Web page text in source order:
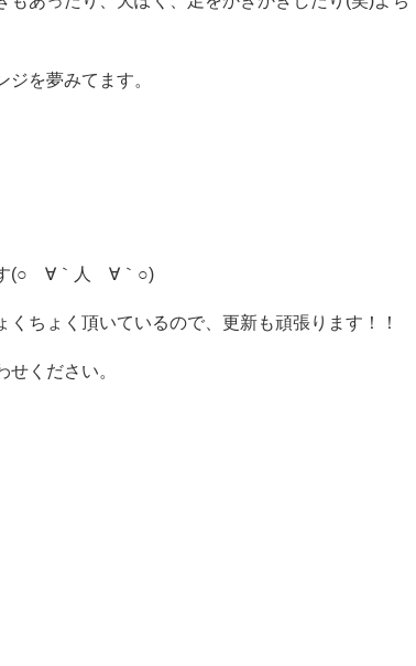
を夢みてます。
す(○´∀｀人´∀｀○)
ちょく頂いているので、更新も頑張ります！！
ください。